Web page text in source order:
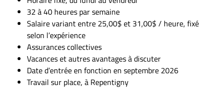
TROUVEZ-
NOUS
Nous
joindre
À
32 à 40 heures par semaine
Salaire variant entre 25,00$ et 31,00$ / heure, fixé
selon l’expérience
Assurances collectives
Vacances et autres avantages à discuter
Date d’entrée en fonction en septembre 2026
Travail sur place, à Repentigny